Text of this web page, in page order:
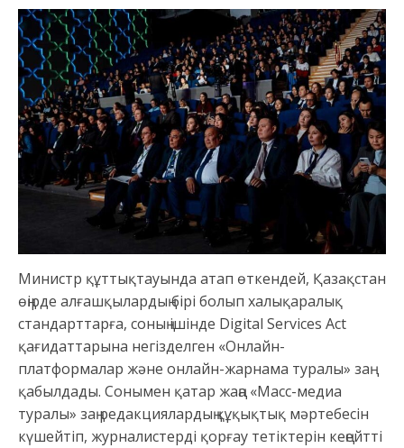
Министр құттықтауында атап өткендей, Қазақстан
өңірде алғашқылардың бірі болып халықаралық
стандарттарға, соның ішінде Digital Services Act
қағидаттарына негізделген «Онлайн-
платформалар және онлайн-жарнама туралы» заң
қабылдады. Сонымен қатар жаңа «Масс-медиа
туралы» заң редакциялардың құқықтық мәртебесін
күшейтіп, журналистерді қорғау тетіктерін кеңейтті